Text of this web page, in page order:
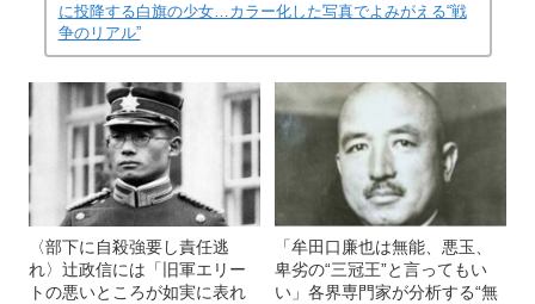
に投降する白旗の少女…カラー化した写真でよみがえる“戦
争のリアル”
〈部下に自殺強要し責任逃
れ〉辻政信には「旧軍エリー
トの悪いところが如実に表れ
「牟田口廉也は無能、悪玉、
卑劣の“三冠王”と言ってもい
い」各界専門家が分析する“無